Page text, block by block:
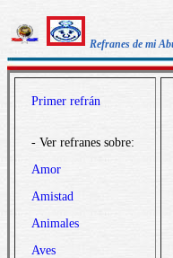
Refranes de mi
Primer refrán
- Ver refranes sobre:
Amor
Amistad
Animales
Aves